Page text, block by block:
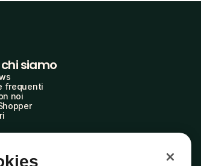
siamo
frequenti
noi